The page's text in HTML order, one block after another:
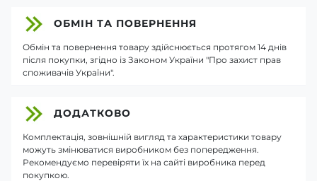
ОБМІН ТА ПОВЕРНЕННЯ
Обмін та повернення товару здійснюється протягом 14 днів
після покупки, згідно із Законом України "Про захист прав
споживачів України".
ДОДАТКОВО
Комплектація, зовнішній вигляд та характеристики товару
можуть змінюватися виробником без попередження.
Рекомендуємо перевіряти їх на сайті виробника перед
покупкою.